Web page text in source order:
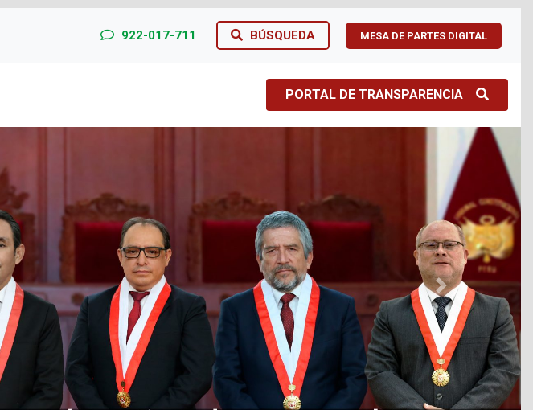
922-017-711 BÚSQUEDA MESA DE PARTES DIGITAL
PORTAL DE TRANSPARENCIA
Next